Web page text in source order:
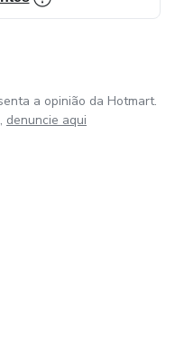
a opinião da Hotmart.
denuncie aqui